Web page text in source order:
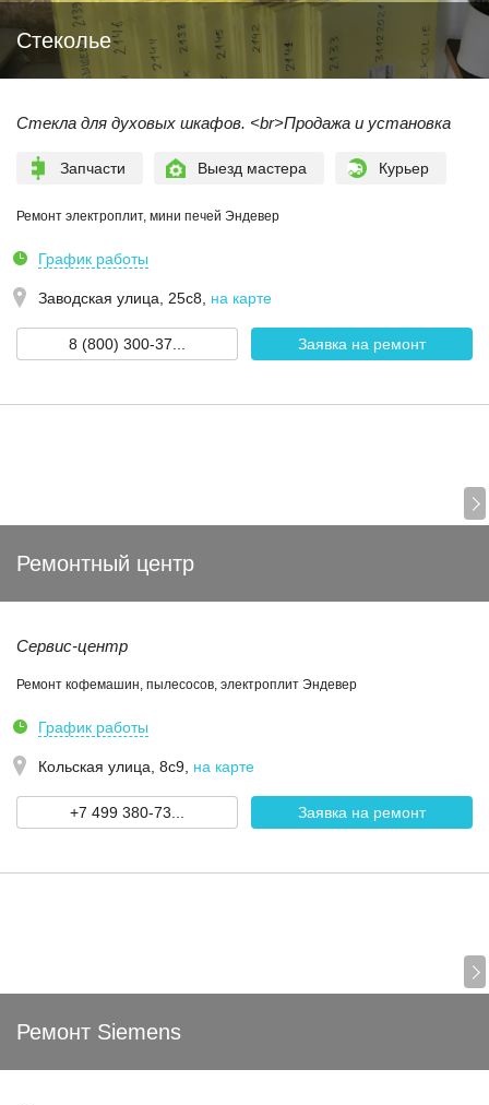
Стеколье
Стекла для духовых шкафов. <br>Продажа и установка
Запчасти Выезд мастера Курьер
Ремонт электроплит, мини печей Эндевер
График работы
Заводская улица, 25с8 на карте
8 (800) 300-37... Заявка на ремонт
Ремонтный центр
Сервис-центр
Ремонт кофемашин, пылесосов, электроплит Эндевер
График работы
Кольская улица, 8с9 на карте
+7 499 380-73... Заявка на ремонт
Ремонт Siemens